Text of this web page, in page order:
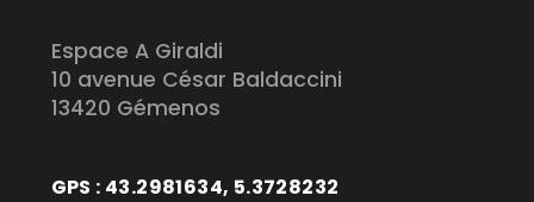
Espace A Giraldi
10 avenue César Baldaccini
13420 Gémenos
GPS : 43.2981634, 5.3728232